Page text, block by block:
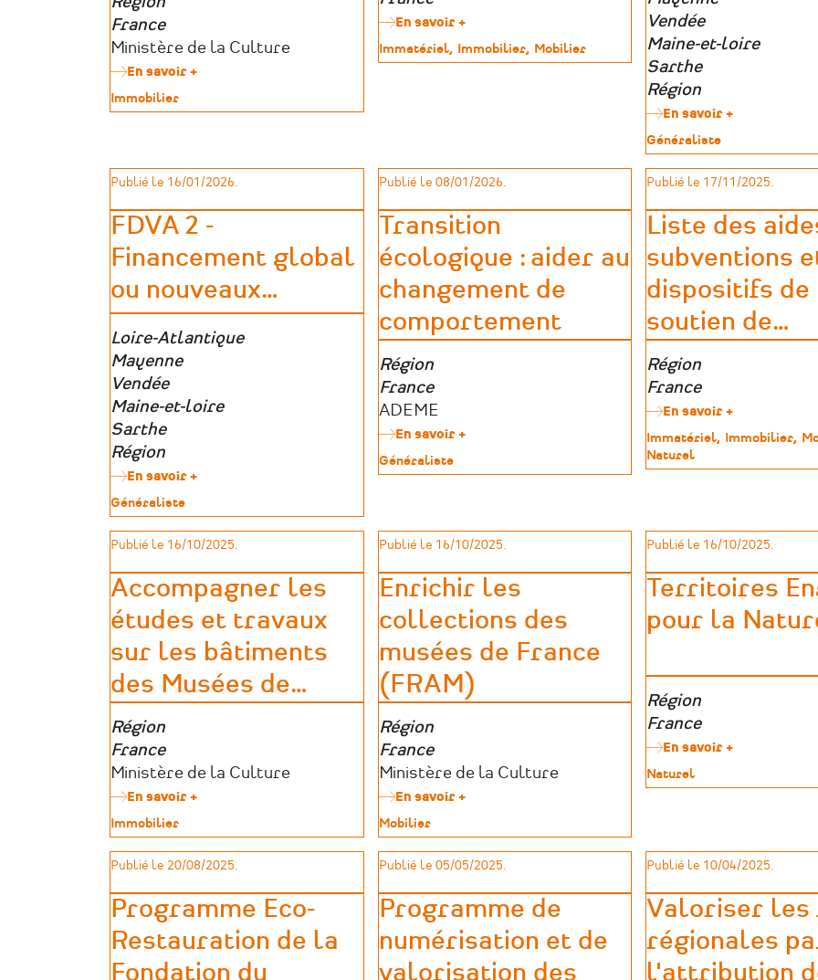
géographique
France
Porteurs
d’aides
Ministère de la Culture
En savoir +
pour
travaux
sur
historiques
Type
de
Immobilier
En savoir +sur
Métiers
d’art
la
des
Ateliers
(AIMA)
Type
de
Immatériel Immobilier Mobilier
Vendée
Maine-et-loire
Sarthe
Région
En savoir +
-
Formation
les
bénévoles
(2026)
Type
de
patrimoine
Généraliste
Publié le 16/01/2026.
FDVA 2 -
Financement global
ou nouveaux…
Zone
géographique
Loire-Atlantique
Mayenne
Vendée
Maine-et-loire
Sarthe
Région
En savoir +
-
Financement
ou
nouveaux
projets
(2026)
Type
de
patrimoine
Généraliste
Publié le 08/01/2026.
Transition
écologique : aider au
changement de
comportement
Zone
géographique
Région
France
Porteurs
d’aides
ADEME
En savoir +sur
changement
comportement
Type
de
Généraliste
Publié le 17/11/2025.
Liste des
subventions
dispositifs de
soutien de…
Zone
géographique
Région
France
En savoir +
Liste
des
de
soutien
l'Etat-
Type
de
patrimoine
Immatériel Immobilier
Naturel
Publié le 16/10/2025.
Accompagner les
études et travaux
sur les bâtiments
des Musées de…
Zone
géographique
Région
France
Porteurs
d’aides
Ministère de la Culture
En savoir +
études
et
sur
les
bâtiments
des
Musées
Type
de
patrimoine
Immobilier
Publié le 16/10/2025.
Enrichir les
collections des
musées de France
(FRAM)
Zone
géographique
Région
France
Porteurs
d’aides
Ministère de la Culture
En savoir +sur
collections
des
de
France
(FRAM)
Type
de
patrimoine
Mobilier
Publié le 16/10/2025.
Territoires
pour la
Zone
géographique
Région
France
En savoir +
:
un
pour
agir
en
de
Type
de
Naturel
Publié le 20/08/2025.
Programme Eco-
Restauration de la
Fondation du
Publié le 05/05/2025.
Programme de
numérisation et de
valorisation des
Publié le 10/04/2025.
Valoriser les
régionales
l'attribution